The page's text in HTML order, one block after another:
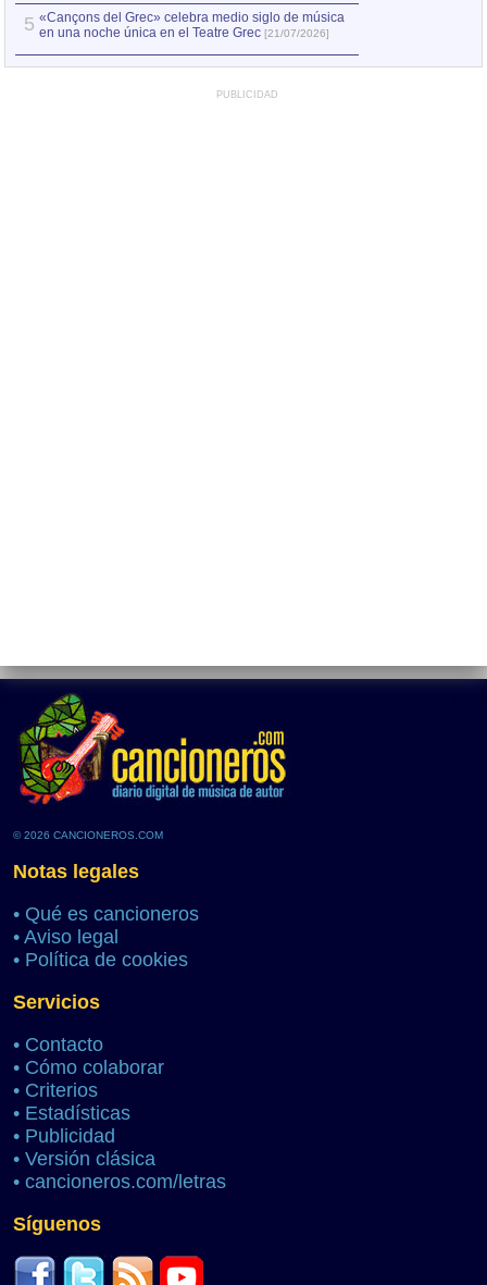
5 «Cançons del Grec» celebra medio siglo de música
en una noche única en el Teatre Grec [21/07/2026]
PUBLICIDAD
© 2026 CANCIONEROS.COM
Notas legales
• Qué es cancioneros
• Aviso legal
• Política de cookies
Servicios
• Contacto
• Cómo colaborar
• Criterios
• Estadísticas
• Publicidad
• Versión clásica
• cancioneros.com/letras
Síguenos